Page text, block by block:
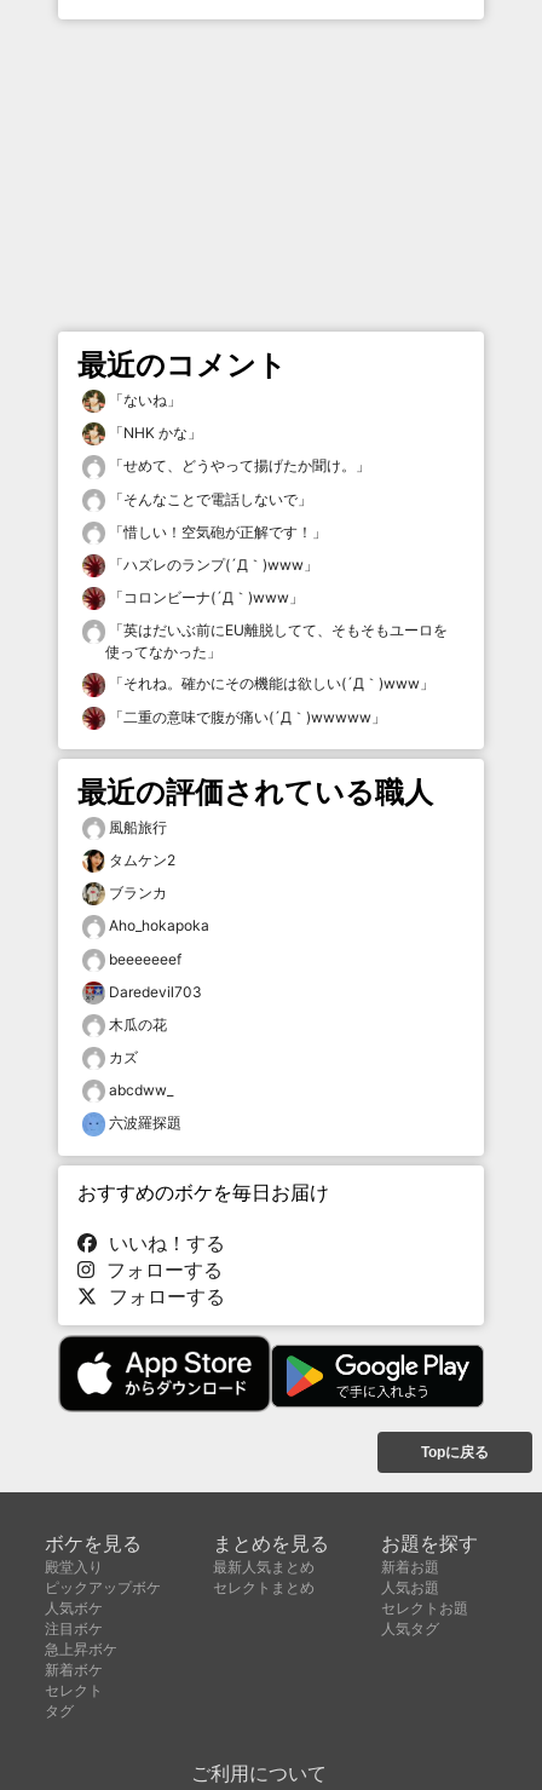
最近のコメント
「ないね 」
「NHK かな 」
「せめて、どうやって揚げたか聞け。
」
「そんなことで電話しないで 」
「惜しい！空気砲が正解です！ 」
「ハズレのランプ(´Д｀)www 」
「コロンビーナ(´Д｀)www 」
「英はだいぶ前にEU離脱してて、そもそもユーロを
使ってなかった 」
「それね。確かにその機能は欲しい(´Д｀)www 」
「二重の意味で腹が痛い(´Д｀)wwwww 」
最近の評価されている職人
風船旅行
タムケン2
ブランカ
Aho_hokapoka
beeeeeeef
Daredevil703
木瓜の花
カズ
abcdww_
六波羅探題
おすすめのボケを毎日お届け
いいね！する
フォローする
フォローする
Topに戻る
ボケを見る
殿堂入り
ピックアップボケ
人気ボケ
注目ボケ
急上昇ボケ
新着ボケ
セレクト
タグ
まとめを見る
最新人気まとめ
セレクトまとめ
お題を探す
新着お題
人気お題
セレクトお題
人気タグ
ご利用について